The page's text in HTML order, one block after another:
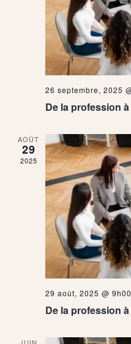
26 septembre, 2025
De la profession
AOÛT
29
2025
29 août, 2025 @ 9h00
De la profession